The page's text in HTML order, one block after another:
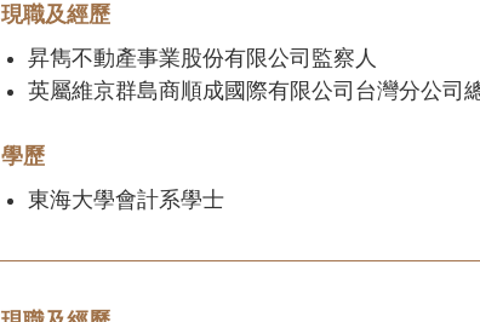
現職及經歷
昇雋不動產事業股份有限公司監察人
英屬維京群島商順成國際有限公司台灣分公司
學歷
東海大學會計系學士